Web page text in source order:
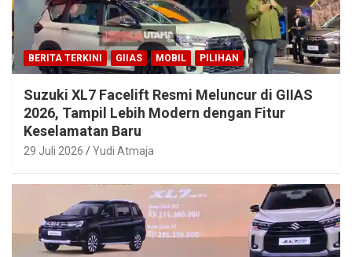
BERITA TERKINI GIIAS MOBIL PILIHAN
Suzuki XL7 Facelift Resmi Meluncur di GIIAS
2026, Tampil Lebih Modern dengan Fitur
Keselamatan Baru
29 Juli 2026 Yudi Atmaja